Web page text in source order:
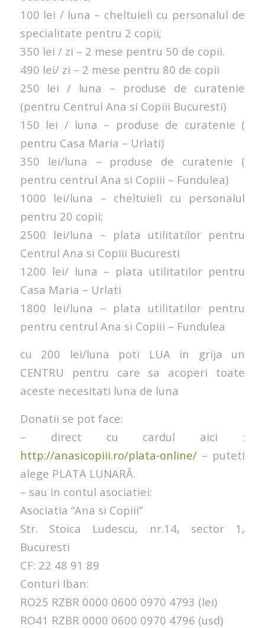
100 lei / luna – cheltuieli cu personalul de
specialitate pentru 2 copii;
350 lei / zi – 2 mese pentru 50 de copii.
490 lei/ zi – 2 mese pentru 80 de copii
250 lei / luna – produse de curatenie
(pentru Centrul Ana si Copiii Bucuresti)
150 lei / luna – produse de curatenie (
pentru Casa Maria – Urlati)
350 lei/luna – produse de curatenie (
pentru centrul Ana si Copiii – Fundulea)
1000 lei/luna – cheltuieli cu personalul
pentru 20 copii;
2500 lei/luna – plata utilitatilor pentru
Centrul Ana si Copiii Bucuresti
1200 lei/ luna – plata utilitatilor pentru
Casa Maria – Urlati
1800 lei/luna – plata utilitatilor pentru
pentru centrul Ana si Copiii – Fundulea
cu 200 lei/luna poti LUA in grija un
CENTRU pentru care sa acoperi toate
aceste necesitati luna de luna
Donatii se pot face:
– direct cu cardul aici :
http://anasicopiii.ro/plata-online/– puteti
alege PLATA LUNARĂ.
– sau in contul asociatiei:
Asociatia “Ana si Copiii”
Str. Stoica Ludescu, nr.14, sector 1,
Bucuresti
CF: 22 48 91 89
Conturi Iban:
RO25 RZBR 0000 0600 0970 4793 (lei)
RO41 RZBR 0000 0600 0970 4796 (usd)